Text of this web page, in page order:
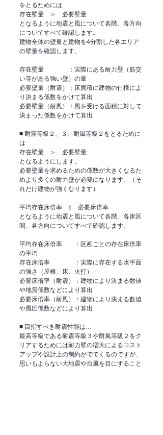
をとるためには
存在壁量　＞　必要壁量
となるように地震と風について各階、各方向
についてすべて確認します。
建物全体の壁量と建物を4分割した各エリア
の壁量を確認します。
存在壁量　　　　：実際にある耐力壁（筋交
い等がある強い壁）の量
必要壁量（耐震）：床面積に建物の仕様によ
り決まる係数をかけて算出
必要壁量（耐風）：風を受ける面積に対して
決まった係数をかけて算出
■ 耐震等級２、３、耐風等級２をとるために
は
存在壁量　＞　必要壁量
となるようにします。
必要壁量を求めるための係数が大きくなるた
めより多くの耐力壁が必要になります。（そ
れだけ建物が強くなります）
平均存在床倍率　≧　必要床倍率
となるように地震と風について各階、各床区
間、各方向についてすべて確認します。
平均存在床倍率　　：区画ごとの存在床倍率
の平均
存在床倍率　　　　：実際に存在する水平面
の強さ（屋根、床、火打）
必要床倍率（耐震）：建物により決まる数値
や地震係数などにより算出
必要床倍率（耐風）：建物により決まる数値
や風圧係数などにより算出
■ 目指すべき耐震性能は…
最高等級である耐震等級３や耐風等級２をク
リアするためには耐力壁の増大によるコスト
アップや設計上の制約がでてくるのですが、
思いもよらない大地震や台風を目にすること